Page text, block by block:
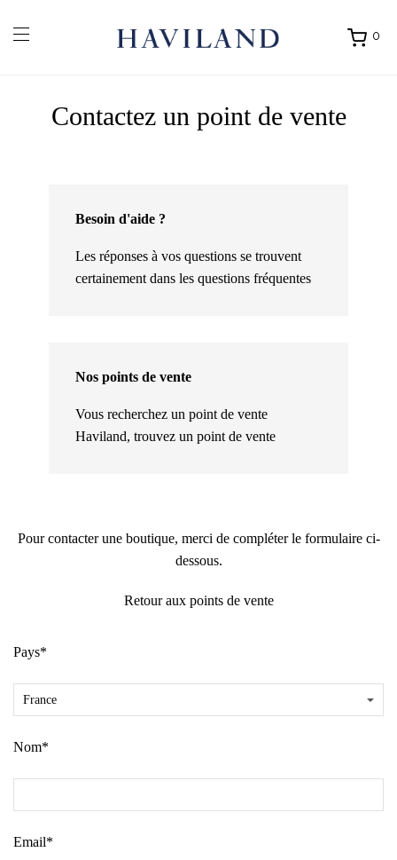
0
Ouvrir
Contactez un point de vente
Besoin d'aide ?
Les réponses à vos questions se trouvent
certainement dans les questions fréquentes
Nos points de vente
Vous recherchez un point de vente
Haviland, trouvez un point de vente
Pour contacter une boutique, merci de compléter le formulaire ci-
dessous.
Retour aux points de vente
Pays*
Nom*
Email*